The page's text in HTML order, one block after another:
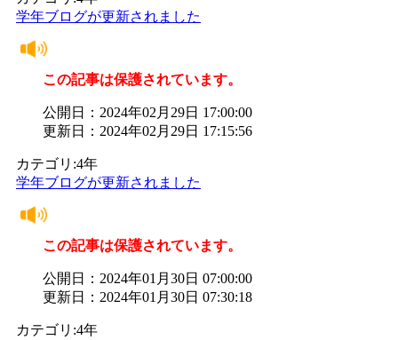
学年ブログが更新されました
この記事は保護されています。
公開日：2024年02月29日 17:00:00
更新日：2024年02月29日 17:15:56
カテゴリ:4年
学年ブログが更新されました
この記事は保護されています。
公開日：2024年01月30日 07:00:00
更新日：2024年01月30日 07:30:18
カテゴリ:4年